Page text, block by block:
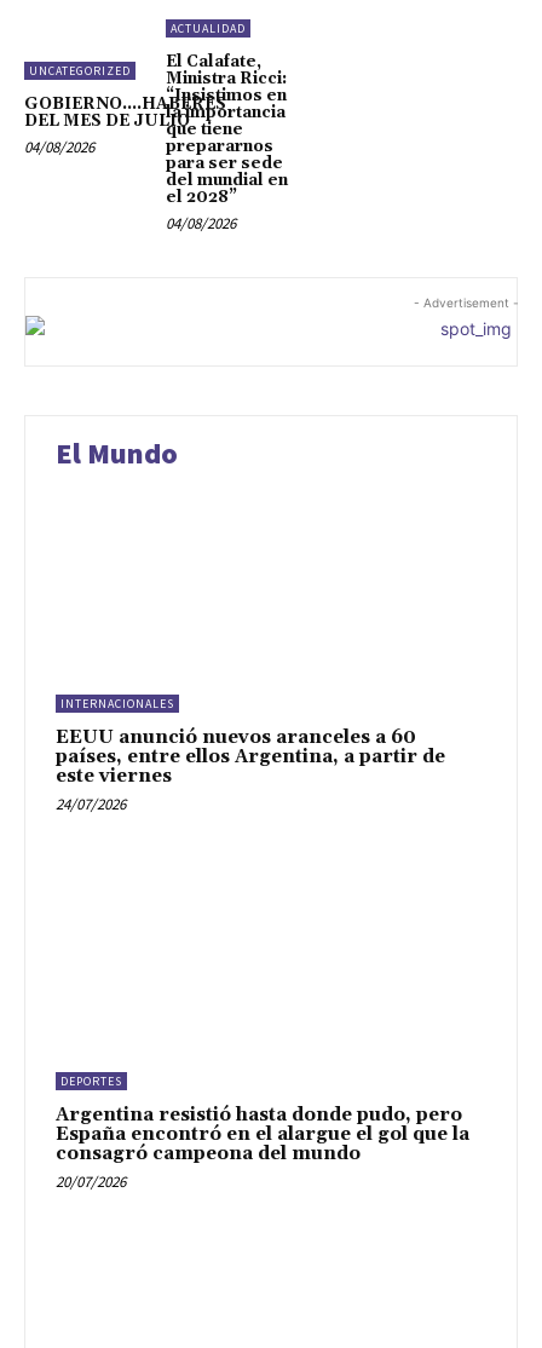
UNCATEGORIZED
GOBIERNO….HABERES
DEL MES DE JULIO
04/08/2026
ACTUALIDAD
El Calafate,
Ministra Ricci:
“Insistimos en
la importancia
que tiene
prepararnos
para ser sede
del mundial en
el 2028”
04/08/2026
- Advertisement -
El Mundo
INTERNACIONALES
EEUU anunció nuevos aranceles a 60
países, entre ellos Argentina, a partir de
este viernes
24/07/2026
DEPORTES
Argentina resistió hasta donde pudo, pero
España encontró en el alargue el gol que la
consagró campeona del mundo
20/07/2026